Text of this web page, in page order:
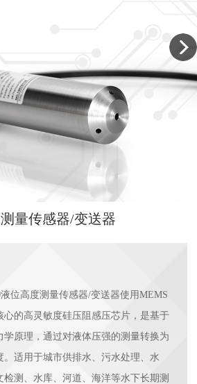
量传感器/变送器
液位高度测量传感器/变送器使用MEMS
心的高灵敏度硅压阻感压芯片，是基于
学原理，通过对液体压强的测量转换为
。适用于城市供排水、污水处理、水
检测、水库、河道、海洋等水下长期测